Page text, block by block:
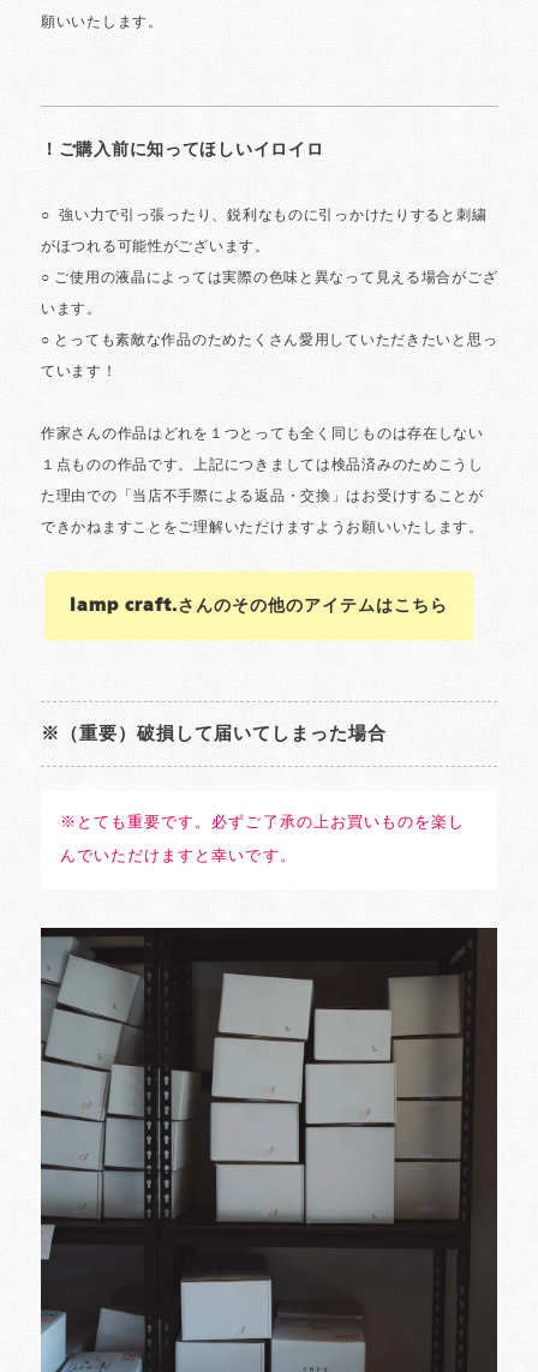
lamp craft.さんのその他のアイテムはこちら
※（重要）破損して届いてしまった場合
※とても重要です。必ずご了承の上お買いものを楽し
んでいただけますと幸いです。